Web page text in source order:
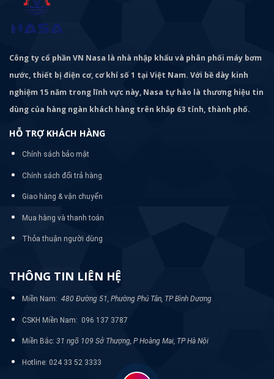
Công ty cổ phần VN Nasa là nhà nhập khẩu và phân phối máy bơm
nước, thiết bị điện cơ, cơ khí số 1 tại Việt Nam. Với bề dày kinh
nghiệm 15 năm trong lĩnh vực này, Nasa tự hào là thương hiệu tin
dùng của hàng ngàn khách hàng trên khắp 63 tỉnh, thành phố.
HỖ TRỢ KHÁCH HÀNG
Chính sách bảo mật
Chính sách đổi trả hàng
Giao hàng & vận chuyển
Mua hàng và thanh toán
Thỏa thuận người dùng
THÔNG TIN LIÊN HỆ
Miền Nam: 480 Đường 51, Phường Phú Tân, TP Bình Dương
CSKH Miền Nam: 096 137 3787
Miền Bắc: 31 ngõ 109 Sở Thượng, P Hoàng Mai, TP Hà Nội
Hotline: 024 33 52 3333